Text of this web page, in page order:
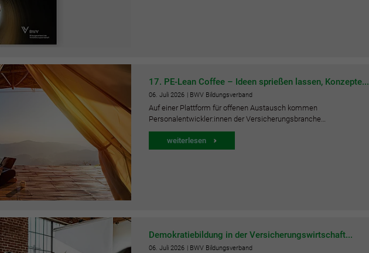
17. PE-Lean Coffee – Ideen sprießen lassen, Konzepte...
06. Juli 2026 | BWV Bildungsverband
Auf einer Plattform für offenen Austausch kommen
Personalentwickler:innen der Versicherungsbranche…
weiterlesen
Demokratiebildung in der Versicherungswirtschaft...
06. Juli 2026 | BWV Bildungsverband